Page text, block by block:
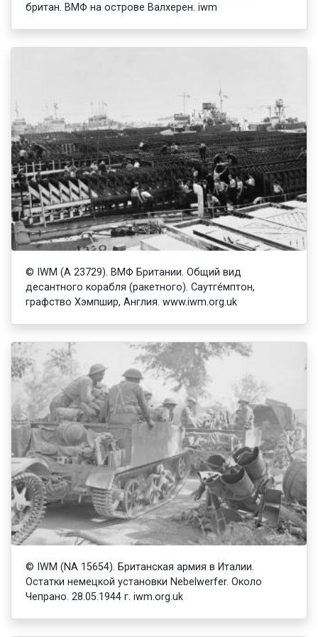
британ. ВМФ на острове Валхерен. iwm
© IWM (A 23729). ВМФ Британии. Общий вид
десантного корабля (ракетного). Саутге́мптон,
графство Хэмпшир, Англия. www.iwm.org.uk
© IWM (NA 15654). Британская армия в Италии.
Остатки немецкой установки Nebelwerfer. Около
Чепрано. 28.05.1944 г. iwm.org.uk